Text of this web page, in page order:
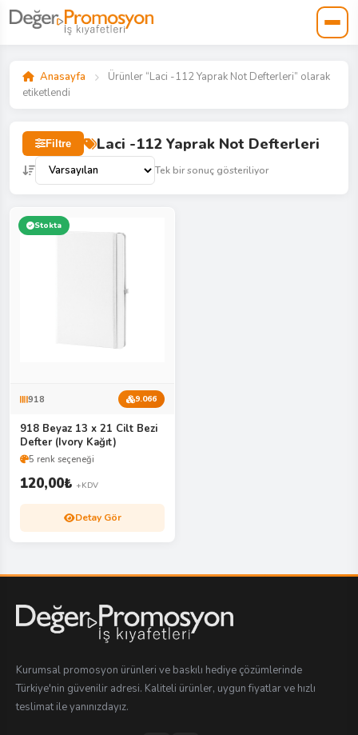
Anasayfa
Ürünler “Laci -112 Yaprak Not Defterleri” olarak
etiketlendi
Filtre Laci -112 Yaprak Not Defterleri
Tek bir sonuç gösteriliyor
Stokta
918 9.066
918 Beyaz 13 x 21 Cilt Bezi
Defter (Ivory Kağıt)
5 renk seçeneği
120,00₺ +KDV
Detay Gör
Kurumsal promosyon ürünleri ve baskılı hediye çözümlerinde
Türkiye'nin güvenilir adresi. Kaliteli ürünler, uygun fiyatlar ve hızlı
teslimat ile yanınızdayız.